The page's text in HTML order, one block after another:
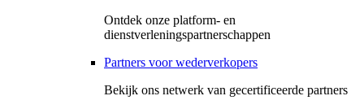
Ontdek onze platform- en
dienstverleningspartnerschappen
Partners voor wederverkopers
Bekijk ons ​​netwerk van gecertificeerde partners